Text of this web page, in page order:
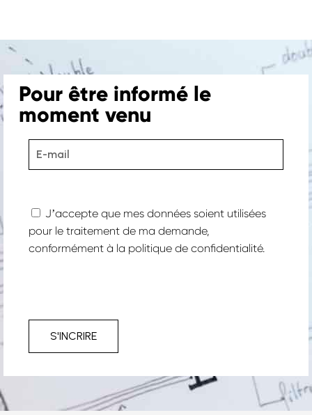
Pour être informé le
moment venu
Jʼaccepte que mes données soient utilisées
pour le traitement de ma demande,
conformément à la politique de confidentialité.
S'INCRIRE